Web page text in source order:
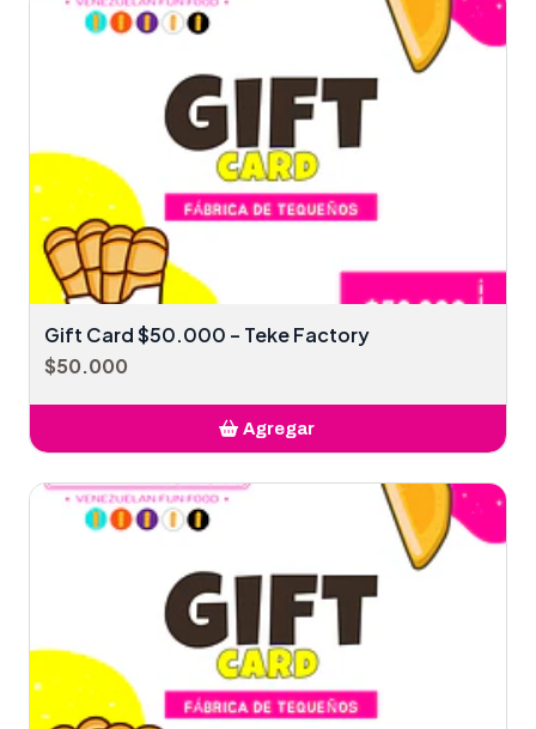
Gift Card $50.000 – Teke Factory
$50.000
Agregar